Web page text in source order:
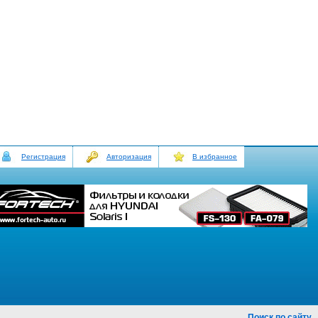
Регистрация Авторизация В избранное